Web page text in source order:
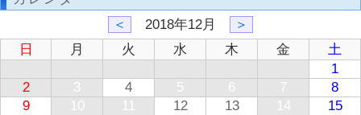
＜
2018年12月
＞
日
月 火 水 木 金
土
1
2
3 4 5 6 7
8
9
10 11 12 13 14
15